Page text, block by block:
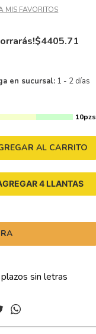
$4405.71
en sucursal: 1 - 2 días
10pzs
AL CARRITO
4 LLANTAS